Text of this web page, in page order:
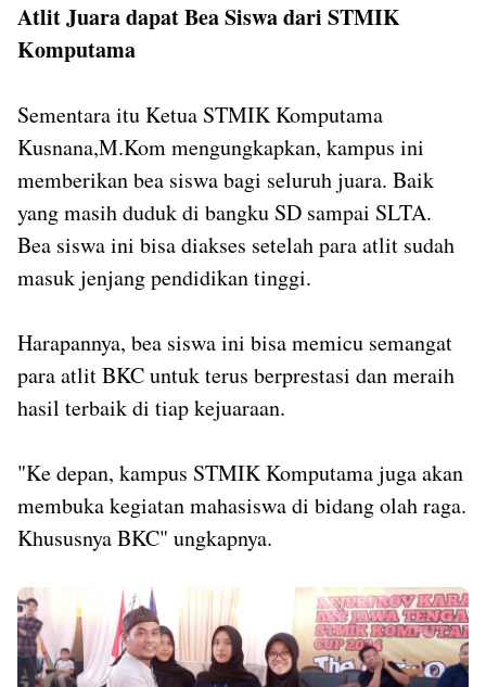
Atlit Juara dapat Bea Siswa dari STMIK
Komputama
Sementara itu Ketua STMIK Komputama
Kusnana,M.Kom mengungkapkan, kampus ini
memberikan bea siswa bagi seluruh juara. Baik
yang masih duduk di bangku SD sampai SLTA.
Bea siswa ini bisa diakses setelah para atlit sudah
masuk jenjang pendidikan tinggi.
Harapannya, bea siswa ini bisa memicu semangat
para atlit BKC untuk terus berprestasi dan meraih
hasil terbaik di tiap kejuaraan.
"Ke depan, kampus STMIK Komputama juga akan
membuka kegiatan mahasiswa di bidang olah raga.
Khususnya BKC" ungkapnya.